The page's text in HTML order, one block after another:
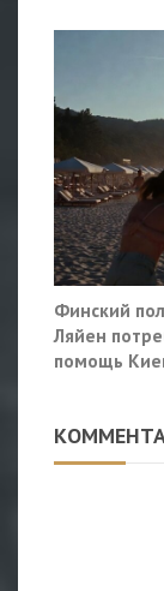
Финский
Ляйен
помощь